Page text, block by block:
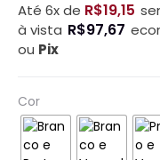
Até 6x de R$19,15
à vista R$97,67
ou Pix
Cor